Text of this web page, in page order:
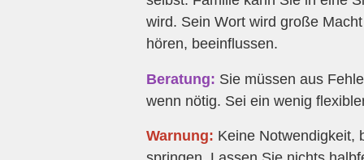
wird. Sein Wort wird große
hören, beeinflussen.
Beratung: Sie müssen aus
wenn nötig. Sei ein wenig
Warnung: Keine Notwendigkeit,